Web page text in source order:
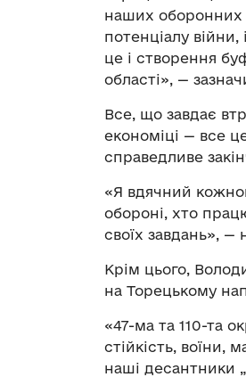
наших оборонних
потенціалу
це і створення
області», —
Все, що завдає
економіці — все
справедливе
«Я вдячний
обороні, хто
своїх завдань», —
Крім цього,
на Торецькому
«47-ма та 110-та
стійкість, воїни,
наші десантники